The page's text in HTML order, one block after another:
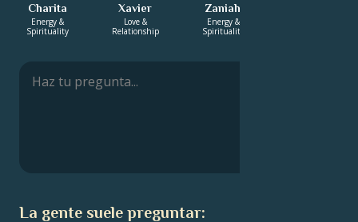
Charita
Energy &
Spirituality
Xavier
Love &
Relationship
Zaniah
Energy &
Spirituality
La gente suele preguntar: